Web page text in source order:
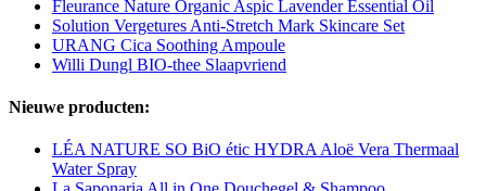
Fleurance Nature Organic Aspic Lavender Essential Oil
Solution Vergetures Anti-Stretch Mark Skincare Set
URANG Cica Soothing Ampoule
Willi Dungl BIO-thee Slaapvriend
Nieuwe producten:
LÉA NATURE SO BiO étic HYDRA Aloë Vera Thermaal
Water Spray